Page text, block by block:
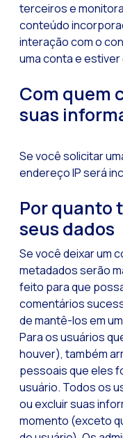
terceiros e
conteúdo
interação com o
uma conta e
Com quem
suas
Se você solicitar
endereço IP será
Por quanto
seus dados
Se você deixar um
metadados serão
feito para que
comentários
de mantê-los em
Para os usuários
houver), também
pessoais que eles
usuário. Todos os
ou excluir suas
momento (exceto